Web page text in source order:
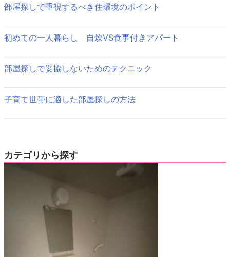
ン
部屋探しで重視するべき住環境のポイント
初めての一人暮らし 自炊VS食事付きアパート
部屋探しで妥協しないためのテクニック
子育て世帯に適した部屋探しの方法
カテゴリから探す